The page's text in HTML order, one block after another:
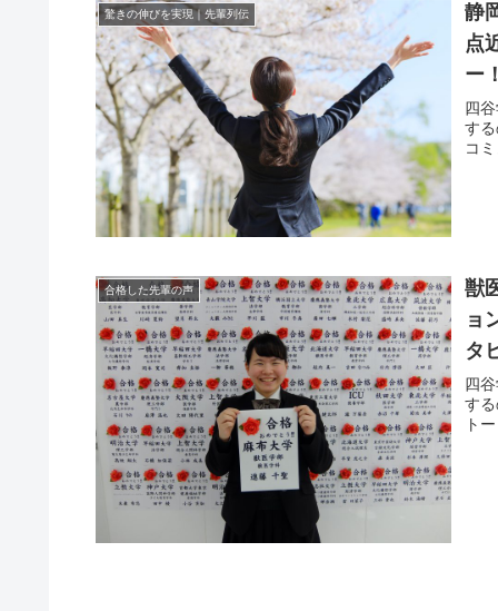
驚きの伸びを実現｜先輩列伝
静
点
ー
四
す
コ
合格した先輩の声
獣
ョ
タ
四
す
ト